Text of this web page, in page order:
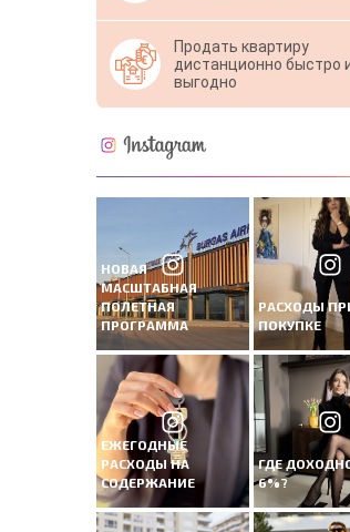
Продать квартиру
дистанционно быстро
выгодно
НОВАЯ
МАСШТАБНАЯ
ПОЛЕТНАЯ
ПРОГРАММА
РАСХОДЫ
ПОКУПКЕ
ЕЖЕГОДНЫЕ
РАСХОДЫ НА
СОДЕРЖАНИЕ
ГДЕ
6%?